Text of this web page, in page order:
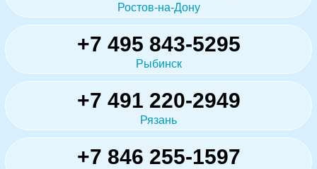
Ростов-на-Дону
+7 495 843-5295
Рыбинск
+7 491 220-2949
Рязань
+7 846 255-1597